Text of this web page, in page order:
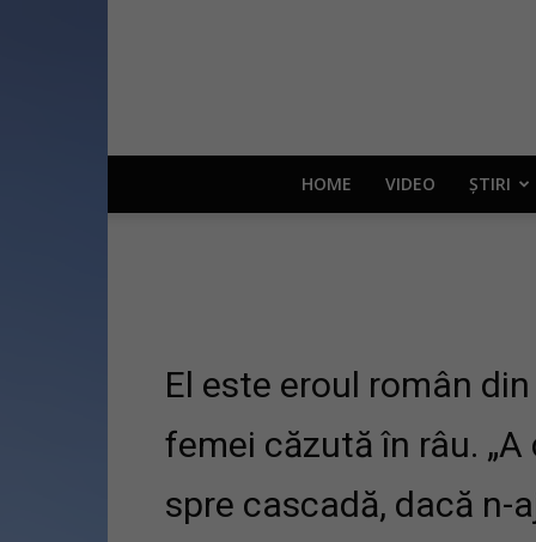
HOME VIDEO ȘTIRI
El este eroul român
femei căzută în râu.
spre cascadă, dacă n-